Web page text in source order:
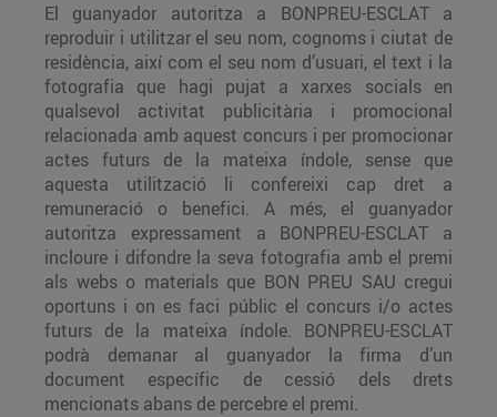
El guanyador autoritza a BONPREU-ESCLAT a
reproduir i utilitzar el seu nom, cognoms i ciutat de
residència, així com el seu nom d’usuari, el text i la
fotografia que hagi pujat a xarxes socials en
qualsevol activitat publicitària i promocional
relacionada amb aquest concurs i per promocionar
actes futurs de la mateixa índole, sense que
aquesta utilització li confereixi cap dret a
remuneració o benefici. A més, el guanyador
autoritza expressament a BONPREU-ESCLAT a
incloure i difondre la seva fotografia amb el premi
als webs o materials que BON PREU SAU cregui
oportuns i on es faci públic el concurs i/o actes
futurs de la mateixa índole. BONPREU-ESCLAT
podrà demanar al guanyador la firma d’un
document específic de cessió dels drets
mencionats abans de percebre el premi.